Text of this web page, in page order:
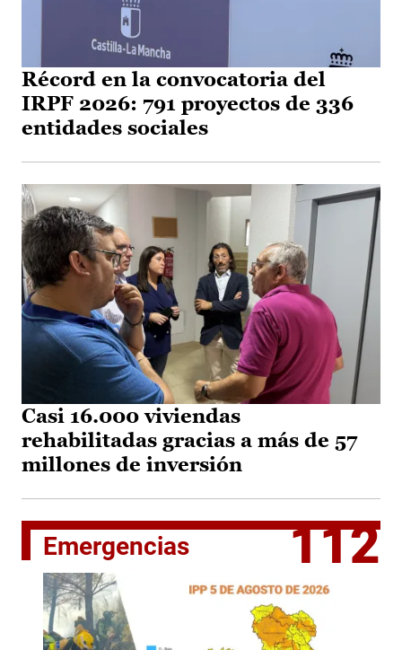
Récord en la convocatoria del
IRPF 2026: 791 proyectos de 336
entidades sociales
Casi 16.000 viviendas
rehabilitadas gracias a más de 57
millones de inversión
Emergencias 112